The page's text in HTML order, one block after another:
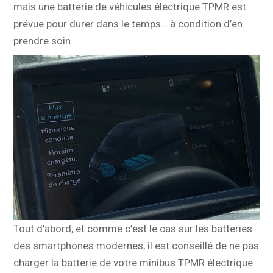
mais une batterie de véhicules électrique TPMR est
prévue pour durer dans le temps… à condition d’en
prendre soin.
Tout d’abord, et comme c’est le cas sur les batteries
des smartphones modernes, il est conseillé de ne pas
charger la batterie de votre minibus TPMR électrique